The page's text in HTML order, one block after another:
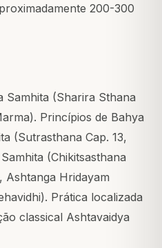
200-300
Samhita (Sharira Sthana
Princípios de Bahya
(Sutrasthana Cap. 13,
(Chikitsasthana
Ashtanga Hridayam
Prática localizada
classical Ashtavaidya